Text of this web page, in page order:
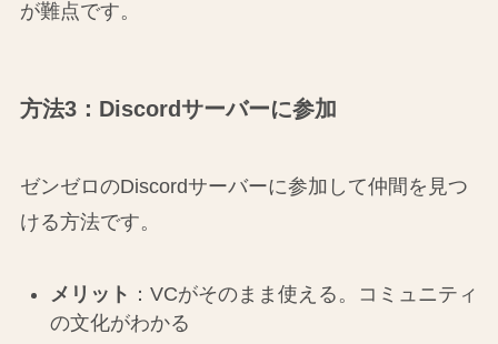
が難点です。
方法3：Discordサーバーに参加
ゼンゼロのDiscordサーバーに参加して仲間を見つ
ける方法です。
メリット ：VCがそのまま使える。コミュニティ
の文化がわかる